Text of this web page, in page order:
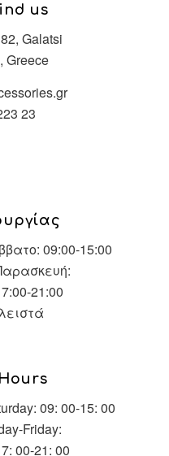
us
Galatsi
Greece
23
09:00-15:00
21:00
09: 00-15: 00
Friday:
00-21: 00